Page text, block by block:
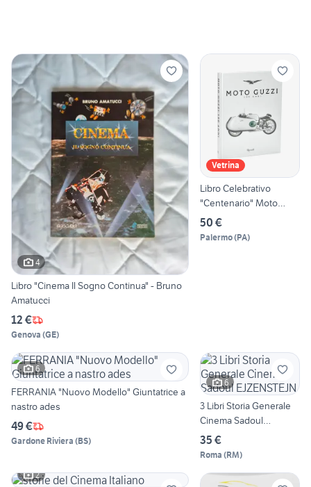
4
Libro "Cinema Il Sogno Continua" - Bruno
Amatucci
12 €
Genova (GE)
Vetrina
Libro Celebrativo
"Centenario" Moto
Guzzi
50 €
Palermo(PA)
6
FERRANIA "Nuovo Modello" Giuntatrice a
nastro ades
49 €
Gardone Riviera (BS)
6
3 Libri Storia Generale
Cinema Sadoul
EJZENSTEJN
35 €
Roma (RM)
2